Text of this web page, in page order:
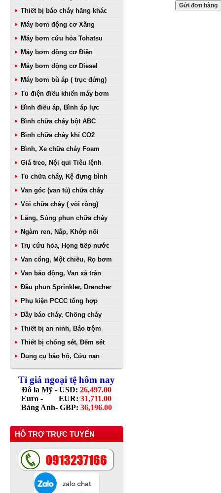
Thiết bị báo cháy hãng khác
Máy bơm động cơ Xăng
Máy bơm cứu hỏa Tohatsu
Máy bơm động cơ Điện
Máy bơm động cơ Diesel
Máy bơm bù áp ( trục đứng)
Tủ điện điều khiển máy bơm
Bình điều áp, Bình áp lực
Bình chữa cháy bột ABC
Bình chữa cháy khí CO2
Bình, Xe chữa cháy Foam
Giá treo, Nội qui Tiêu lệnh
Tủ chữa cháy, Kệ đựng bình
Van góc (van tủ) chữa cháy
Vòi chữa cháy ( vòi rồng)
Lăng, Súng phun chữa cháy
Ngàm ren, Nắp, Khớp nối
Trụ cứu hỏa, Họng tiếp nước
Van cổng, Một chiều, Rọ bơm
Van báo động, Van xả tràn
Đầu phun Sprinkler, Drencher
Phụ kiện PCCC tổng hợp
Dây báo cháy, Chống cháy
Thiết bị an ninh, Báo trộm
Thiết bị chống sét, Đếm sét
Dụng cụ bảo hộ, Cứu nạn
Tỉ giá ngoại tệ hôm nay
Đô la Mỹ - USD: 26,497.00
Euro - EUR: 31,711.00
Bảng Anh- GBP: 36,196.00
HỖ TRỢ TRỰC TUYẾN